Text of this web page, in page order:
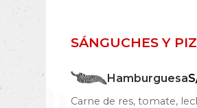
SÁNGUCHES Y
Hamburguesa
Carne de res, tomate,